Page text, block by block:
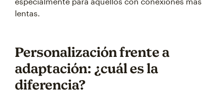
lentas.
Personalización frente a
adaptación: ¿cuál es la
diferencia?